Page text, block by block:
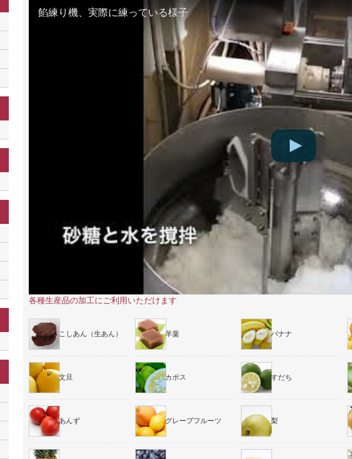
餡練り機、実際に練っている様子
各種生産品の加工にご利用いただけます
こしあん（生あん） 羊羹 バナナ
文旦 カボス すだち
あんず グレープフルーツ 梨